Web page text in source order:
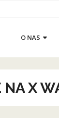
O NAS
NA X